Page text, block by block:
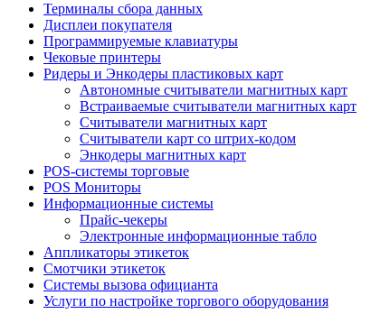
Терминалы сбора данных
Дисплеи покупателя
Программируемые клавиатуры
Чековые принтеры
Ридеры и Энкодеры пластиковых карт
Автономные считыватели магнитных карт
Встраиваемые считыватели магнитных карт
Считыватели магнитных карт
Считыватели карт со штрих-кодом
Энкодеры магнитных карт
POS-системы торговые
POS Мониторы
Информационные системы
Прайс-чекеры
Электронные информационные табло
Аппликаторы этикеток
Смотчики этикеток
Системы вызова официанта
Услуги по настройке торгового оборудования